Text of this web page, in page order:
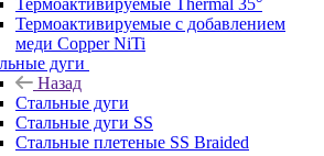
Термоактивируемые Thermal 35°
Термоактивируемые с добавлением
меди Copper NiTi
дуги
Назад
Стальные дуги
Стальные дуги SS
Стальные плетеные SS Braided